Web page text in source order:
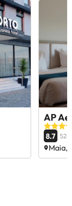
AP
8.7
Maia,